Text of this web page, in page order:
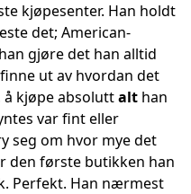
kjøpesenter. Han holdt
det; American-
gjøre det han alltid
ut av hvordan det
å kjøpe absoluttalt han
var fint eller
seg om hvor mye det
den første butikken han
Perfekt. Han nærmest